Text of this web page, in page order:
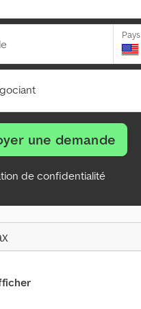
Pays
une demande
de confidentialité